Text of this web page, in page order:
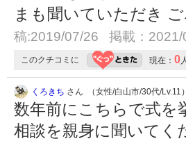
まも聞いていただき
稿:2019/07/26 掲載：2021/
このクチコミに 現在： 0
くろきち さん （女性/白山市/30代/Lv.11）
数年前にこちらで式を
相談を親身に聞いてく